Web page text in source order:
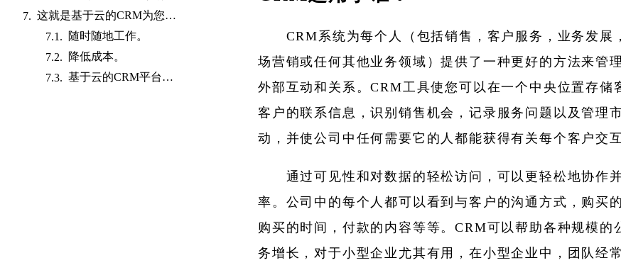
这就是基于云的CRM为您提供的业务。
随时随地工作。
降低成本。
基于云的CRM平台为您提供：
CRM系统为每个人（包括销售，客户服务，业务发展
场营销或任何其他业务领域）提供了一种更好的方法来管
外部互动和关系。CRM工具使您可以在一个中央位置存储
客户的联系信息，识别销售机会，记录服务问题以及管理
动，并使公司中任何需要它的人都能获得有关每个客户交
通过可见性和对数据的轻松访问，可以更轻松地协作
率。公司中的每个人都可以看到与客户的沟通方式，购买
购买的时间，付款的内容等等。CRM可以帮助各种规模的
务增长，对于小型企业尤其有用，在小型企业中，团队经